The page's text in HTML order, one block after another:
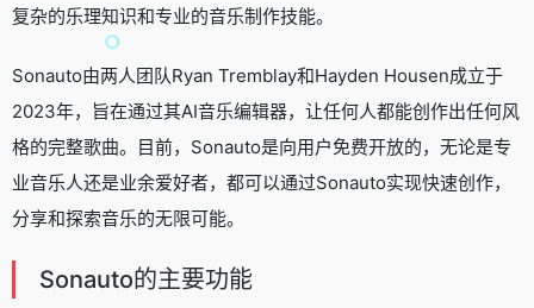
复杂的乐理知识和专业的音乐制作技能。
Sonauto由两人团队Ryan Tremblay和Hayden Housen成立于
2023年，旨在通过其AI音乐编辑器，让任何人都能创作出任何风
格的完整歌曲。目前，Sonauto是向用户免费开放的，无论是专
业音乐人还是业余爱好者，都可以通过Sonauto实现快速创作，
分享和探索音乐的无限可能。
Sonauto的主要功能